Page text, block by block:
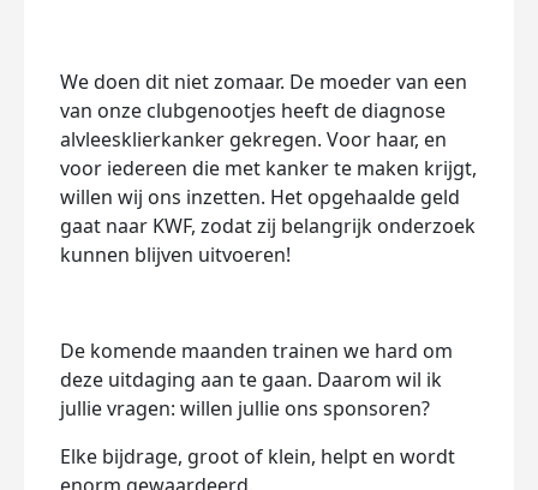
We doen dit niet zomaar. De moeder van een
van onze clubgenootjes heeft de diagnose
alvleesklierkanker gekregen. Voor haar, en
voor iedereen die met kanker te maken krijgt,
willen wij ons inzetten. Het opgehaalde geld
gaat naar KWF, zodat zij belangrijk onderzoek
kunnen blijven uitvoeren!
De komende maanden trainen we hard om
deze uitdaging aan te gaan. Daarom wil ik
jullie vragen: willen jullie ons sponsoren?
Elke bijdrage, groot of klein, helpt en wordt